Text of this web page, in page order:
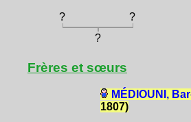
? ?
?
Frères et sœurs
MÉDIOUNI,
1807)